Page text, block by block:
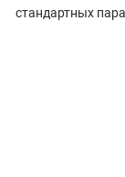
стандартных